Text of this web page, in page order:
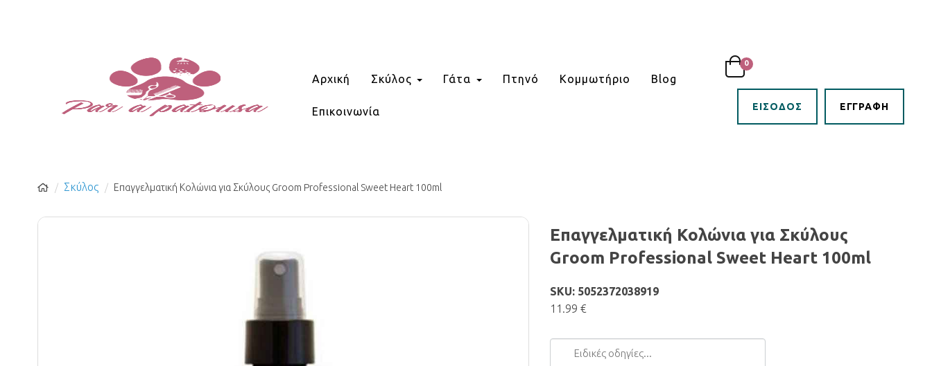
Αρχική Σκύλος Γάτα Πτηνό Κομμωτήριο Blog
Επικοινωνία
0
ΕΊΣΟΔΟΣ ΕΓΓΡΑΦΉ
Σκύλος Επαγγελματική Κολώνια για Σκύλους Groom Professional Sweet Heart 100ml
Επαγγελματική Κολώνια για Σκύλους
Groom Professional Sweet Heart 100ml
SKU: 5052372038919
11.99 €
Ειδικές